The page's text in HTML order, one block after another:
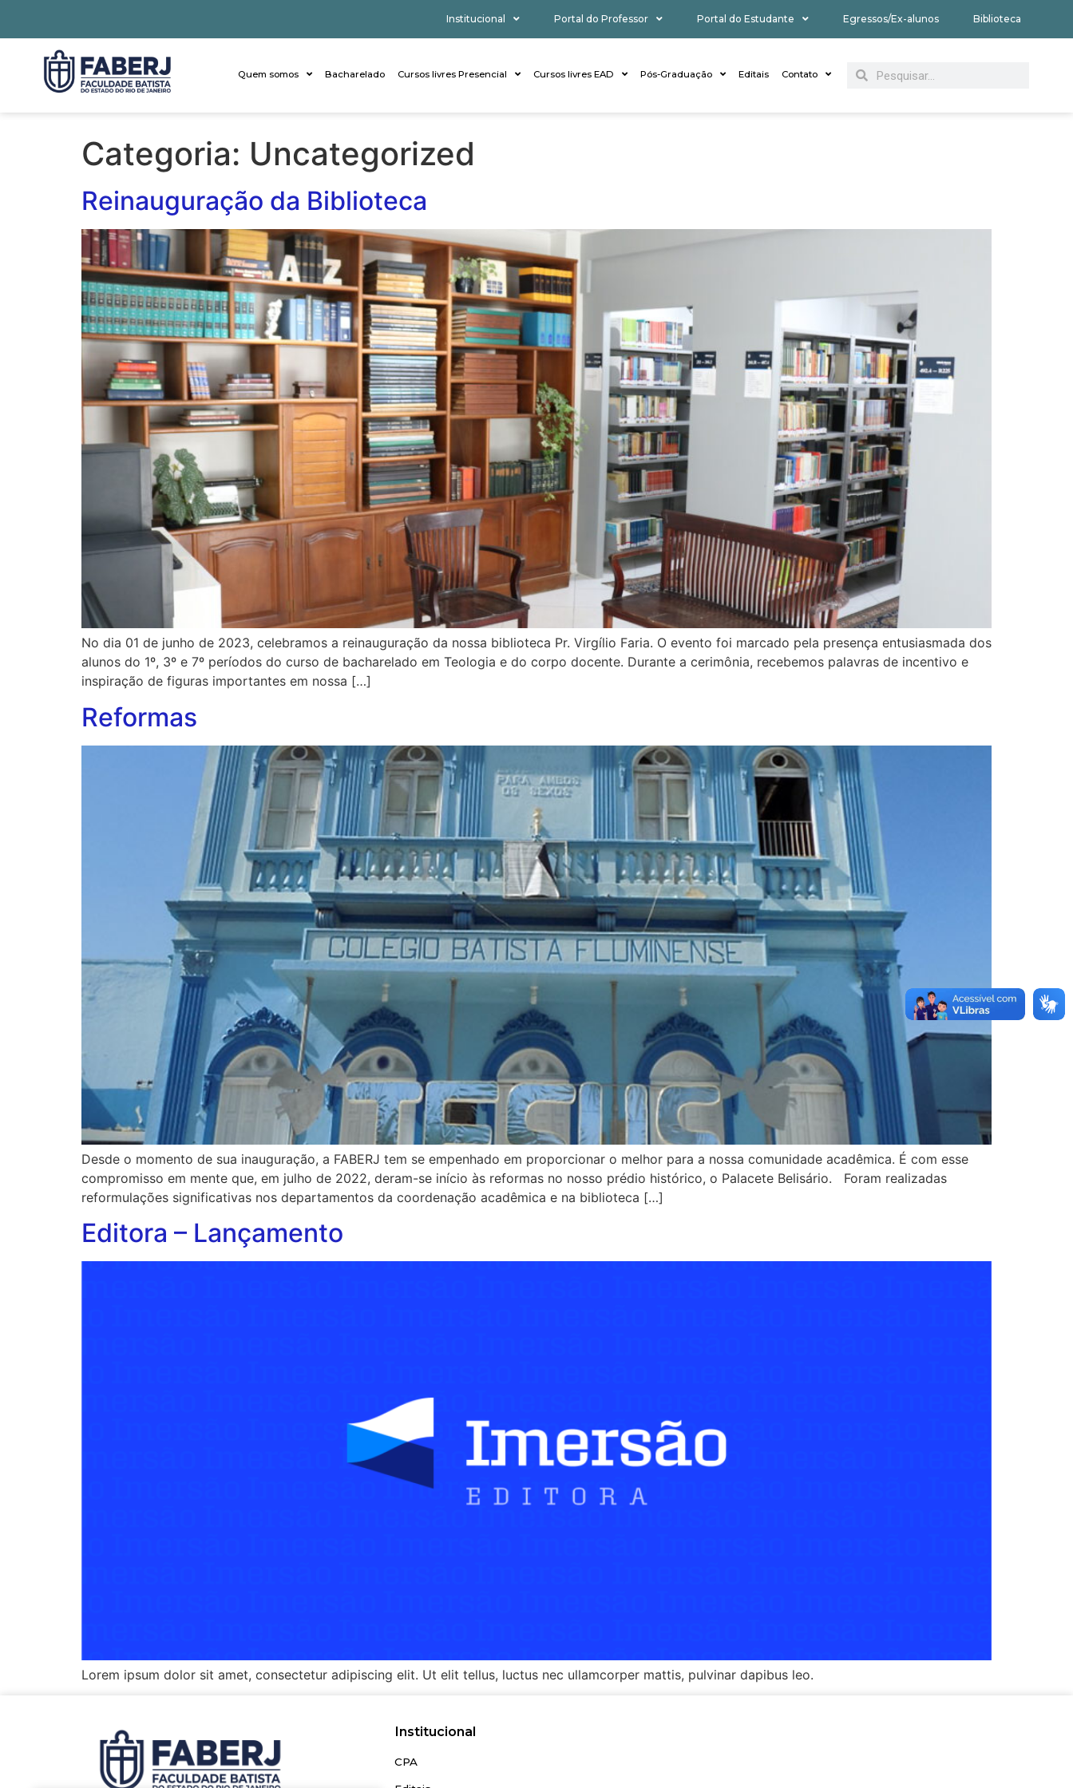
Institucional Portal do Professor Portal do Estudante Egressos/Ex-alunos Biblioteca
Quem somos Bacharelado Cursos livres Presencial Cursos livres EAD Pós-Graduação Editais Contato
Categoria: Uncategorized
Reinauguração da Biblioteca
No dia 01 de junho de 2023, celebramos a reinauguração da nossa biblioteca Pr. Virgílio Faria. O evento foi marcado pela presença entusiasmada dos
alunos do 1º, 3º e 7º períodos do curso de bacharelado em Teologia e do corpo docente. Durante a cerimônia, recebemos palavras de incentivo e
inspiração de figuras importantes em nossa […]
Reformas
Desde o momento de sua inauguração, a FABERJ tem se empenhado em proporcionar o melhor para a nossa comunidade acadêmica. É com esse
compromisso em mente que, em julho de 2022, deram-se início às reformas no nosso prédio histórico, o Palacete Belisário. Foram realizadas
reformulações significativas nos departamentos da coordenação acadêmica e na biblioteca […]
Editora – Lançamento
Lorem ipsum dolor sit amet, consectetur adipiscing elit. Ut elit tellus, luctus nec ullamcorper mattis, pulvinar dapibus leo.
Institucional
CPA